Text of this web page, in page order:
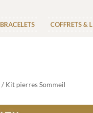
BRACELETS COFFRETS &
/ Kit pierres Sommeil